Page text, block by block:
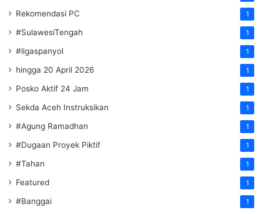
Rekomendasi PC 1
#SulawesiTengah 1
#ligaspanyol 1
hingga 20 April 2026 1
Posko Aktif 24 Jam 1
Sekda Aceh Instruksikan 1
#Agung Ramadhan 1
#Dugaan Proyek Piktif 1
#Tahan 1
Featured 1
#Banggai 1